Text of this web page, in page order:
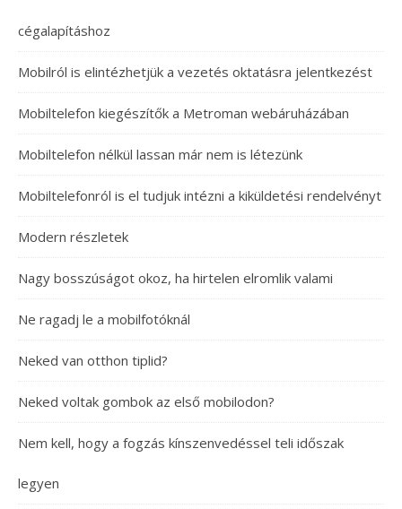
cégalapításhoz
Mobilról is elintézhetjük a vezetés oktatásra jelentkezést
Mobiltelefon kiegészítők a Metroman webáruházában
Mobiltelefon nélkül lassan már nem is létezünk
Mobiltelefonról is el tudjuk intézni a kiküldetési rendelvényt
Modern részletek
Nagy bosszúságot okoz, ha hirtelen elromlik valami
Ne ragadj le a mobilfotóknál
Neked van otthon tiplid?
Neked voltak gombok az első mobilodon?
Nem kell, hogy a fogzás kínszenvedéssel teli időszak
legyen